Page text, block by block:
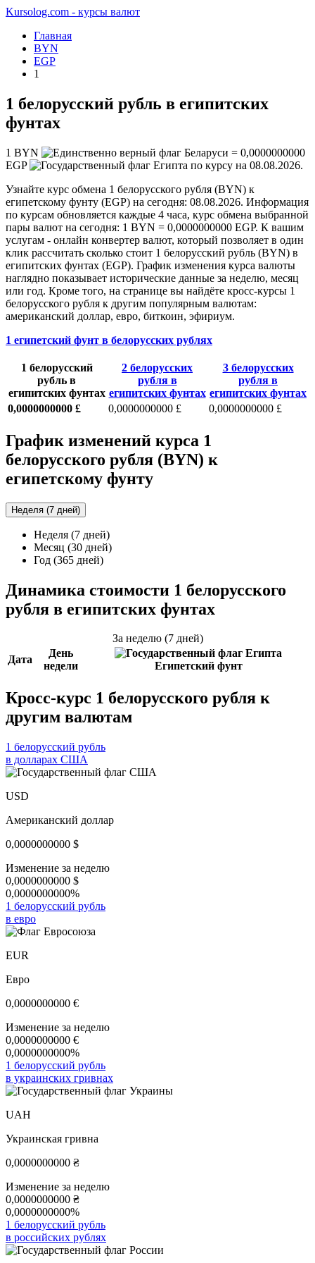
Kursolog.com - курсы валют
Главная
BYN
EGP
1
1 белорусский рубль в египитских
фунтах
1 BYN = 0,0000000000
EGP
по курсу на 08.08.2026.
Узнайте курс обмена 1 белорусского рубля (BYN) к
египетскому фунту (EGP) на сегодня: 08.08.2026. Информация
по курсам обновляется каждые 4 часа, курс обмена выбранной
пары валют на сегодня: 1 BYN = 0,0000000000 EGP. К вашим
услугам - онлайн конвертер валют, который позволяет в один
клик рассчитать сколько стоит 1 белорусский рубль (BYN) в
египитских фунтах (EGP). График изменения курса валюты
наглядно показывает исторические данные за неделю, месяц
или год. Кроме того, на странице вы найдёте кросс-курсы 1
белорусского рубля к другим популярным валютам:
американский доллар, евро, биткоин, эфириум.
1 египетский фунт в белорусских рублях
1 белорусский
рубль в
египитских фунтах
2 белорусских
рубля в
египитских фунтах
3 белорусских
рубля в
египитских фунтах
0,0000000000 £
0,0000000000 £ 0,0000000000 £
График изменений курса 1
белорусского рубля (BYN) к
египетскому фунту
Неделя (7 дней)
Неделя (7 дней)
Месяц (30 дней)
Год (365 дней)
Динамика стоимости 1 белорусского
рубля в египитских фунтах
За неделю (7 дней)
Дата
День
недели
Египетский фунт
Кросс-курс 1 белорусского рубля к
другим валютам
1 белорусский рубль
в долларах США
USD
Американский доллар
0,0000000000 $
Изменение за неделю
0,0000000000 $
0,0000000000%
1 белорусский рубль
в евро
EUR
Евро
0,0000000000 €
Изменение за неделю
0,0000000000 €
0,0000000000%
1 белорусский рубль
в украинских гривнах
UAH
Украинская гривна
0,0000000000 ₴
Изменение за неделю
0,0000000000 ₴
0,0000000000%
1 белорусский рубль
в российских рублях